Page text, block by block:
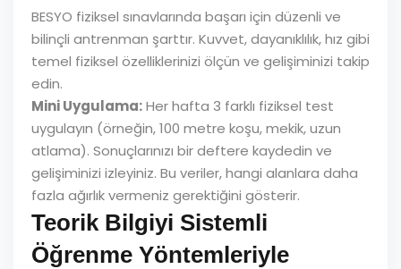
BESYO fiziksel sınavlarında başarı için düzenli ve
bilinçli antrenman şarttır. Kuvvet, dayanıklılık, hız gibi
temel fiziksel özelliklerinizi ölçün ve gelişiminizi takip
edin.
Mini Uygulama:Her hafta 3 farklı fiziksel test
uygulayın (örneğin, 100 metre koşu, mekik, uzun
atlama). Sonuçlarınızı bir deftere kaydedin ve
gelişiminizi izleyiniz. Bu veriler, hangi alanlara daha
fazla ağırlık vermeniz gerektiğini gösterir.
Teorik Bilgiyi Sistemli
Öğrenme Yöntemleriyle